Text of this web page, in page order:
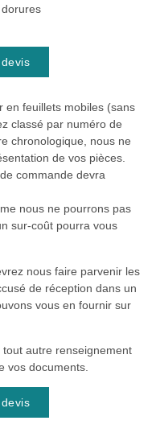
en feuillets mobiles (sans
classé par numéro de
chronologique, nous ne
de vos pièces.
commande devra
nous ne pourrons pas
sur-coût pourra vous
nous faire parvenir les
de réception dans un
vous en fournir sur
tout autre renseignement
vos documents.